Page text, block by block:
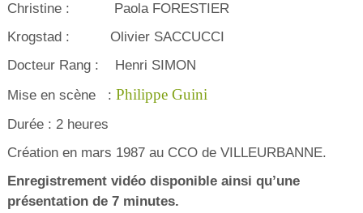
Christine : Paola FORESTIER
Krogstad : Olivier SACCUCCI
Docteur Rang : Henri SIMON
Mise en scène : Philippe Guini
Durée : 2 heures
Création en mars 1987 au CCO de VILLEURBANNE.
Enregistrement vidéo disponible ainsi qu’une
présentation de 7 minutes.